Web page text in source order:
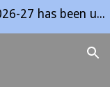
Updated On : 07/12 - Calendar FY 2026-27 has been updated. Enrollment for next academic year will open in Apr 2027.